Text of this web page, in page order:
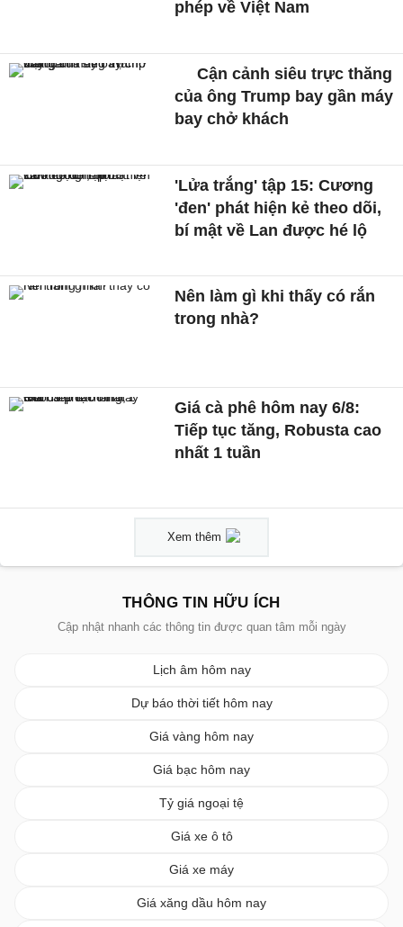
phép về Việt Nam
Cận cảnh siêu trực thăng
của ông Trump bay gần máy
bay chở khách
'Lửa trắng' tập 15: Cương
'đen' phát hiện kẻ theo dõi,
bí mật về Lan được hé lộ
Nên làm gì khi thấy có rắn
trong nhà?
Giá cà phê hôm nay 6/8:
Tiếp tục tăng, Robusta cao
nhất 1 tuần
Xem thêm
THÔNG TIN HỮU ÍCH
Cập nhật nhanh các thông tin được quan tâm mỗi ngày
Lịch âm hôm nay
Dự báo thời tiết hôm nay
Giá vàng hôm nay
Giá bạc hôm nay
Tỷ giá ngoại tệ
Giá xe ô tô
Giá xe máy
Giá xăng dầu hôm nay